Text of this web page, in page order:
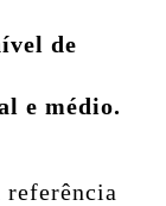
de
e médio.
referência